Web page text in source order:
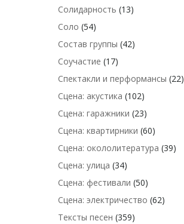
Солидарность (13)
Соло (54)
Состав группы (42)
Соучастие (17)
Спектакли и перформансы (22)
Сцена: акустика (102)
Сцена: гаражники (23)
Сцена: квартирники (60)
Сцена: окололитература (39)
Сцена: улица (34)
Сцена: фестивали (50)
Сцена: электричество (62)
Тексты песен (359)